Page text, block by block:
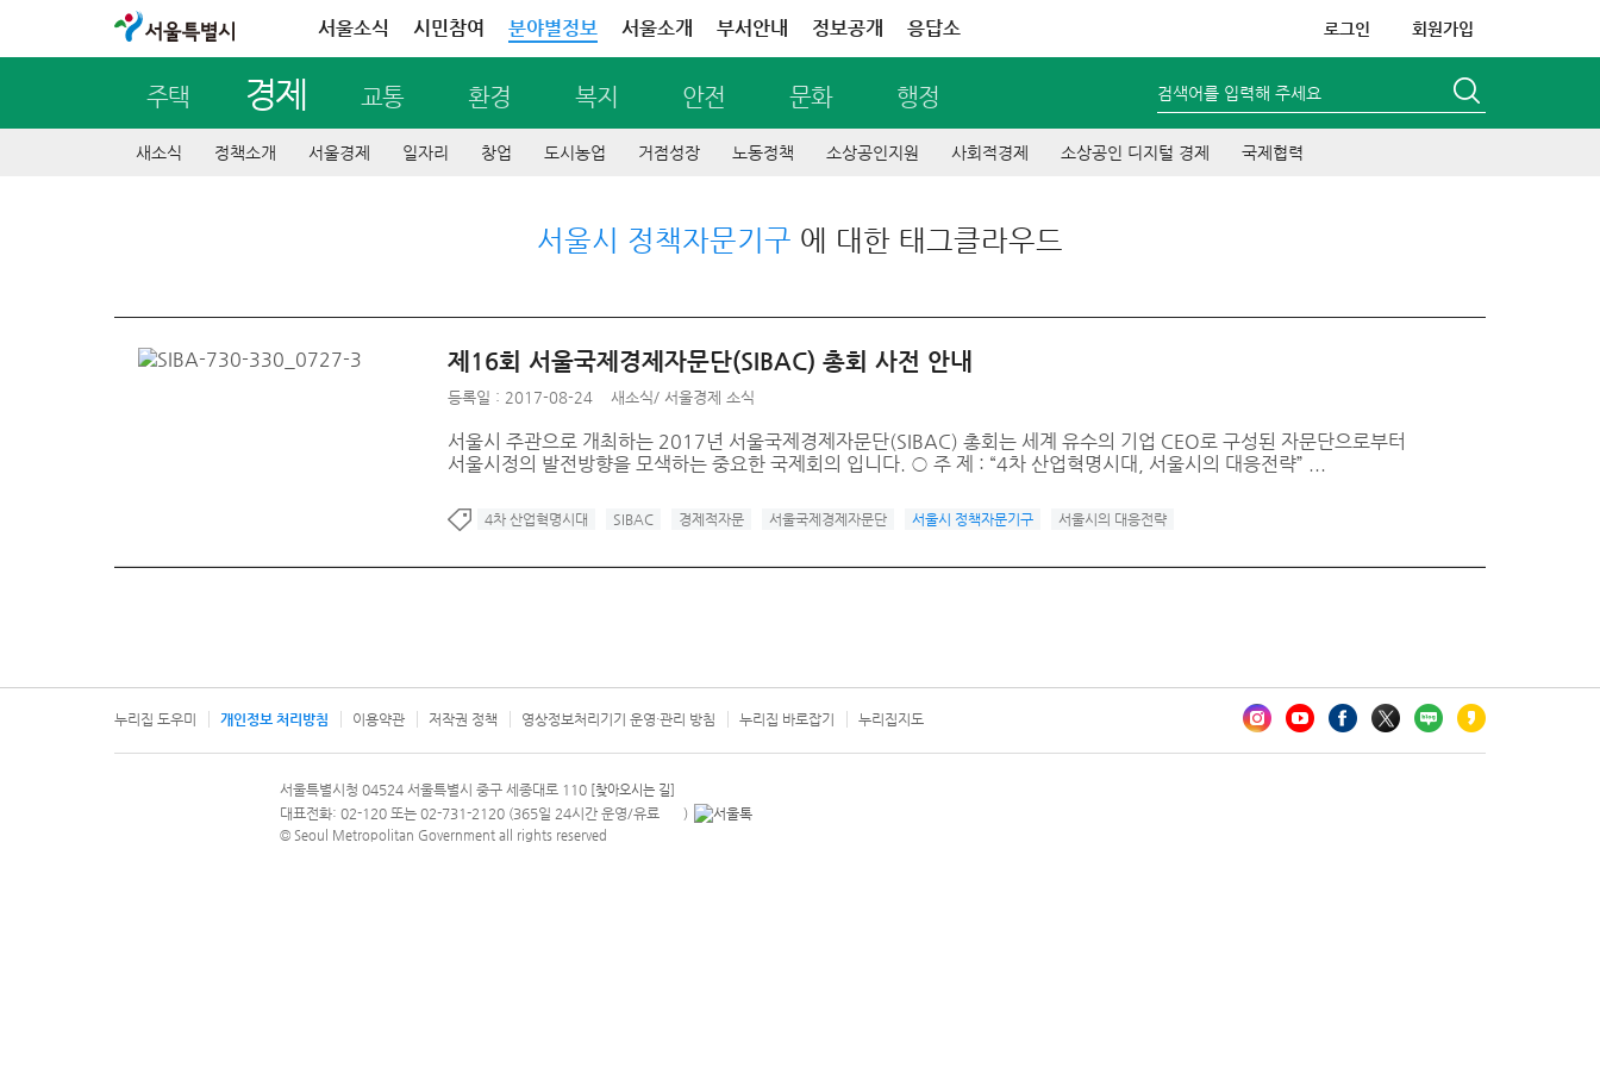
서울특별시 서울소식 시민참여 분야별정보 서울소개 부서안내 정보공개 응답소 로그인 회원가입
주택 경제 교통 환경 복지 안전 문화 행정 검색어를 입력해 주세요
새소식 정책소개 서울경제 일자리 창업 도시농업 거점성장 노동정책 소상공인지원 사회적경제 소상공인 디지털 경제 국제협력
서울시 정책자문기구 에 대한 태그클라우드
제16회 서울국제경제자문단(SIBAC) 총회 사전 안내
등록일 : 2017-08-24 새소식/ 서울경제 소식
서울시 주관으로 개최하는 2017년 서울국제경제자문단(SIBAC) 총회는 세계 유수의 기업 CEO로 구성된 자문단으로부터
서울시정의 발전방향을 모색하는 중요한 국제회의 입니다. ○ 주 제 : “4차 산업혁명시대, 서울시의 대응전략” ...
4차 산업혁명시대 SIBAC 경제적자문 서울국제경제자문단 서울시 정책자문기구 서울시의 대응전략
누리집 도우미 개인정보 처리방침 이용약관 저작권 정책 영상정보처리기기 운영·관리 방침 누리집 바로잡기 누리집지도
문의 전화번호 120, 120 다산콜재단
서울특별시청 04524 서울특별시 중구 세종대로 110 [찾아오시는 길]
대표전화: 02-120 또는 02-731-2120 (365일 24시간 운영/유료 안내팝업 열기
)
© Seoul Metropolitan Government all rights reserved